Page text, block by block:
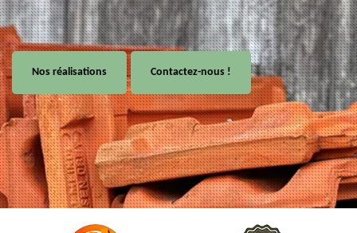
Nos réalisations Contactez-nous !